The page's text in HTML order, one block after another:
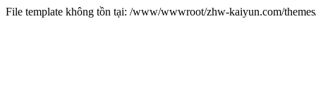
File template không tồn tại: /www/wwwroot/zhw-kaiyun.com/